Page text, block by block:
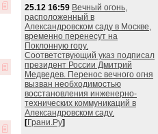
25.12 16:59 Вечный огонь,
расположенный в
Александровском саду в Москве,
временно перенесут на
Поклонную гору.
Соответствующий указ подписал
президент России Дмитрий
Медведев. Перенос вечного огня
вызван необходимостью
восстановления инженерно-
технических коммуникаций в
Александровском саду.
[Грани.Ру]